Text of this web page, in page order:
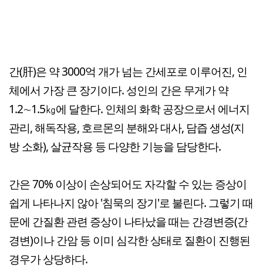
간(肝)은 약 3000억 개가 넘는 간세포로 이루어진, 인
체에서 가장 큰 장기이다. 성인의 간은 무게가 약
1.2∼1.5㎏에 달한다. 인체의 화학 공장으로서 에너지
관리, 해독작용, 호르몬의 분해와 대사, 담즙 생성(지
방 소화), 살균작용 등 다양한 기능을 담당한다.
간은 70% 이상이 손상되어도 자각할 수 있는 증상이
쉽게 나타나지 않아 '침묵의 장기'로 불린다. 그렇기 때
문에 간질환 관련 증상이 나타났을 때는 간경변증(간
경변)이나 간암 등 이미 심각한 상태로 질환이 진행된
경우가 상당하다.